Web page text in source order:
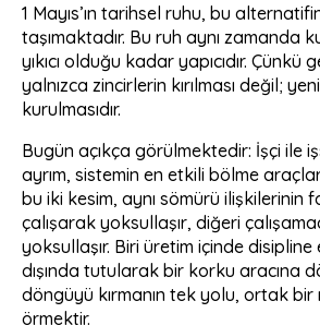
1 Mayıs’ın tarihsel ruhu, bu
taşımaktadır. Bu ruh aynı zamanda
yıkıcı olduğu kadar yapıcıdır. Çünkü
yalnızca zincirlerin kırılması değil;
kurulmasıdır.
Bugün açıkça görülmektedir: İşçi ile
ayrım, sistemin en etkili bölme
bu iki kesim, aynı sömürü ilişkilerinin
çalışarak yoksullaşır, diğeri
yoksullaşır. Biri üretim içinde
dışında tutularak bir korku aracına
döngüyü kırmanın tek yolu, ortak bir
örmektir.